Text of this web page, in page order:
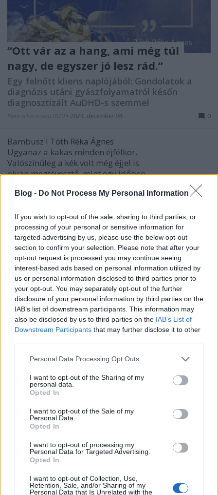
Blog - Do Not Process My Personal Information
If you wish to opt-out of the sale, sharing to third parties, or
processing of your personal or sensitive information for
targeted advertising by us, please use the below opt-out
section to confirm your selection. Please note that after your
opt-out request is processed you may continue seeing
interest-based ads based on personal information utilized by
us or personal information disclosed to third parties prior to
your opt-out. You may separately opt-out of the further
disclosure of your personal information by third parties on the
IAB’s list of downstream participants. This information may
also be disclosed by us to third parties on the IAB’s List of
Downstream Participants that may further disclose it to other
Please note that this website/app uses one or more Google
not limited to your visit or usage behaviour. You may click to
grant or deny consent to Google and its third-party tags to
use your data for below specified purposes in below Google
consent section.
Personal Data Processing Opt Outs
I want to opt-out of the Sharing of my
personal data.
Opted In
I want to opt-out of the Sale of my
Personal Data.
Opted In
I want to opt-out of processing my
Personal Data for Targeted Advertising.
Opted In
I want to opt-out of Collection, Use,
Retention, Sale, and/or Sharing of my
Personal Data that Is Unrelated with the
“Ott vár az a hang, ami még túl
nagy, de egyszer jó lesz rád.”
Egy felnőtt kliens naplójából: Gondolatok a
diagnózis utáni gyászfolyamatról későn
diagnosztizált AuDHD-s szemmel
NeuroHarmonia2020 • 2024. december 04. 0
Bambusz I Tóth Réka Ágnes
Ugyanaz a kakas minden éjfélkor.
Valószínűleg a kék volt még éjjel is
olyan megtévesztő, mint egy időben
Az ünnep, ami nem szólhat arról,
hogy „dehát egyszer egy évben bírd
megengedő karácsonyozásról és az ünnepek
körüli öngondoskodás kiemelt fontosságáról
NeuroHarmonia2020•2024. december 02.
[A teljes cikk olvasási ideje kb. 8-12 perc]
A karácsonyi időszakban – és ehhez egyáltalán nem